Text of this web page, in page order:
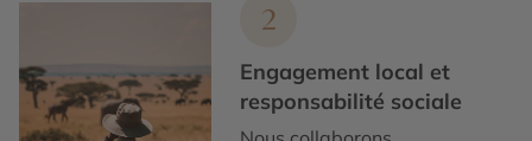
2
Engagement local et
responsabilité sociale